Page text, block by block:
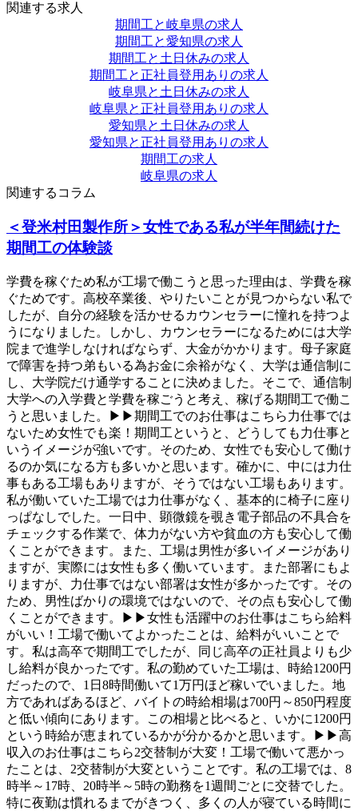
関連する求人
期間工と岐阜県の求人
期間工と愛知県の求人
期間工と土日休みの求人
期間工と正社員登用ありの求人
岐阜県と土日休みの求人
岐阜県と正社員登用ありの求人
愛知県と土日休みの求人
愛知県と正社員登用ありの求人
期間工の求人
岐阜県の求人
関連するコラム
＜登米村田製作所＞女性である私が半年間続けた
期間工の体験談
学費を稼ぐため私が工場で働こうと思った理由は、学費を稼
ぐためです。高校卒業後、やりたいことが見つからない私で
したが、自分の経験を活かせるカウンセラーに憧れを持つよ
うになりました。しかし、カウンセラーになるためには大学
院まで進学しなければならず、大金がかかります。母子家庭
で障害を持つ弟もいる為お金に余裕がなく、大学は通信制に
し、大学院だけ通学することに決めました。そこで、通信制
大学への入学費と学費を稼ごうと考え、稼げる期間工で働こ
うと思いました。▶▶期間工でのお仕事はこちら力仕事では
ないため女性でも楽！期間工というと、どうしても力仕事と
いうイメージが強いです。そのため、女性でも安心して働け
るのか気になる方も多いかと思います。確かに、中には力仕
事もある工場もありますが、そうではない工場もあります。
私が働いていた工場では力仕事がなく、基本的に椅子に座り
っぱなしでした。一日中、顕微鏡を覗き電子部品の不具合を
チェックする作業で、体力がない方や貧血の方も安心して働
くことができます。また、工場は男性が多いイメージがあり
ますが、実際には女性も多く働いています。また部署にもよ
りますが、力仕事ではない部署は女性が多かったです。その
ため、男性ばかりの環境ではないので、その点も安心して働
くことができます。▶▶女性も活躍中のお仕事はこちら給料
がいい！工場で働いてよかったことは、給料がいいことで
す。私は高卒で期間工でしたが、同じ高卒の正社員よりも少
し給料が良かったです。私の勤めていた工場は、時給1200円
だったので、1日8時間働いて1万円ほど稼いでいました。地
方であればあるほど、バイトの時給相場は700円～850円程度
と低い傾向にあります。この相場と比べると、いかに1200円
という時給が恵まれているかが分かるかと思います。▶▶高
収入のお仕事はこちら2交替制が大変！工場で働いて悪かっ
たことは、2交替制が大変ということです。私の工場では、8
時半～17時、20時半～5時の勤務を1週間ごとに交替でした。
特に夜勤は慣れるまでがきつく、多くの人が寝ている時間に